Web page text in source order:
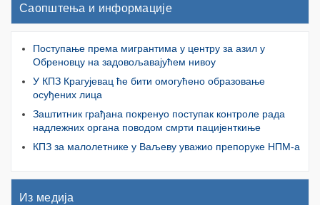
Саопштења и информације
Поступање према мигрантима у центру за азил у
Обреновцу на задовољавајућем нивоу
У КПЗ Крагујевац ће бити омогућено образовање
осуђених лица
Заштитник грађана покренуо поступак контроле рада
надлежних органа поводом смрти пацијенткиње
КПЗ за малолетнике у Ваљеву уважио препоруке НПМ-а
Из медија